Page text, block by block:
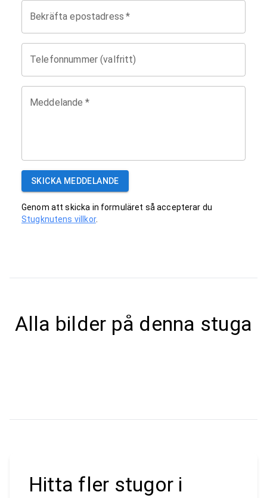
Bekräfta epostadress *
Telefonnummer (valfritt)
Meddelande *
SKICKA MEDDELANDE
Genom att skicka in formuläret så accepterar du
Stugknutens villkor.
Alla bilder på denna stuga
Hitta fler stugor i